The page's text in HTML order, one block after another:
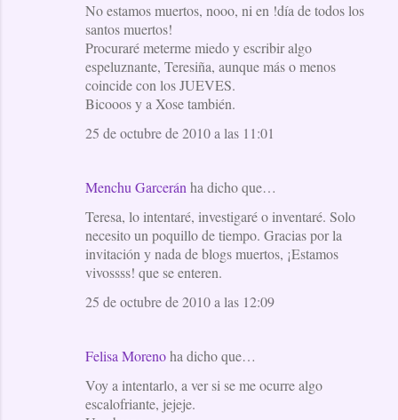
No estamos muertos, nooo, ni en !día de todos los
santos muertos!
Procuraré meterme miedo y escribir algo
espeluznante, Teresiña, aunque más o menos
coincide con los JUEVES.
Bicooos y a Xose también.
25 de octubre de 2010 a las 11:01
Menchu Garcerán ha dicho que…
Teresa, lo intentaré, investigaré o inventaré. Solo
necesito un poquillo de tiempo. Gracias por la
invitación y nada de blogs muertos, ¡Estamos
vivossss! que se enteren.
25 de octubre de 2010 a las 12:09
Felisa Morenoha dicho que…
Voy a intentarlo, a ver si se me ocurre algo
escalofriante, jejeje.